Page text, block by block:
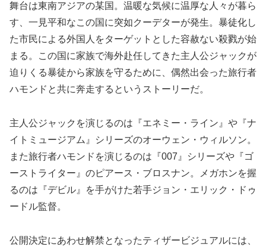
舞台は東南アジアの某国。温暖な気候に温厚な人々が暮ら
す、一見平和なこの国に突如クーデターが発生。暴徒化し
た市民による外国人をターゲットとした容赦ない殺戮が始
まる。この国に家族で海外赴任してきた主人公ジャックが
迫りくる暴徒から家族を守るために、偶然出会った旅行者
ハモンドと共に奔走するというストーリーだ。
主人公ジャックを演じるのは『エネミー・ライン』や『ナ
イトミュージアム』シリーズのオーウェン・ウィルソン。
また旅行者ハモンドを演じるのは『007』シリーズや『ゴ
ーストライター』のピアース・ブロスナン。メガホンを握
るのは『デビル』を手がけた若手ジョン・エリック・ドゥ
ードル監督。
公開決定にあわせ解禁となったティザービジュアルには、